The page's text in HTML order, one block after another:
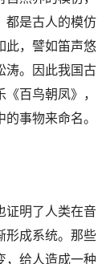
都是古人的模仿
此，譬如笛声悠
涛。因此我国古
百鸟朝凤》，
事物来命名。
证明了人类在音
形成系统。那些
，给人造成一种